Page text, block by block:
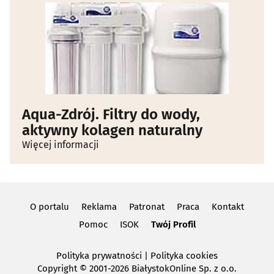
Aqua-Zdrój. Filtry do wody,
aktywny kolagen naturalny
Więcej informacji
O portalu Reklama Patronat Praca
Kontakt
Pomoc
ISOK Twój Profil
Polityka prywatności | Polityka cookies
Copyright© 2001-2026 BiałystokOnline Sp. z o.o.